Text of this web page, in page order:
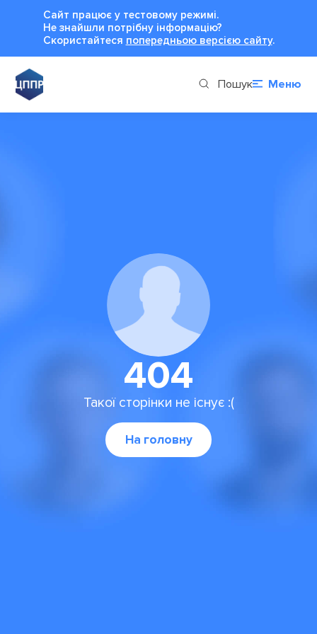
Сайт працює у тестовому режимі.
Не знайшли потрібну інформацію?
Cкористайтеся попередньою версією сайту.
Пошук Меню
404
Такої сторінки не існує :(
На головну